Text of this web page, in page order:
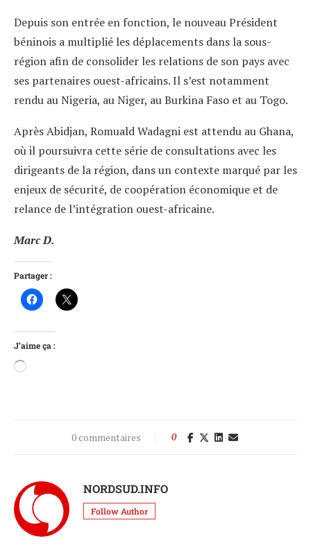
Depuis son entrée en fonction, le nouveau Président
béninois a multiplié les déplacements dans la sous-
région afin de consolider les relations de son pays avec
ses partenaires ouest-africains. Il s’est notamment
rendu au Nigeria, au Niger, au Burkina Faso et au Togo.
Après Abidjan, Romuald Wadagni est attendu au Ghana,
où il poursuivra cette série de consultations avec les
dirigeants de la région, dans un contexte marqué par les
enjeux de sécurité, de coopération économique et de
relance de l’intégration ouest-africaine.
Marc D.
Partager :
J’aime ça :
0 commentaires 0
NORDSUD.INFO
Follow Author